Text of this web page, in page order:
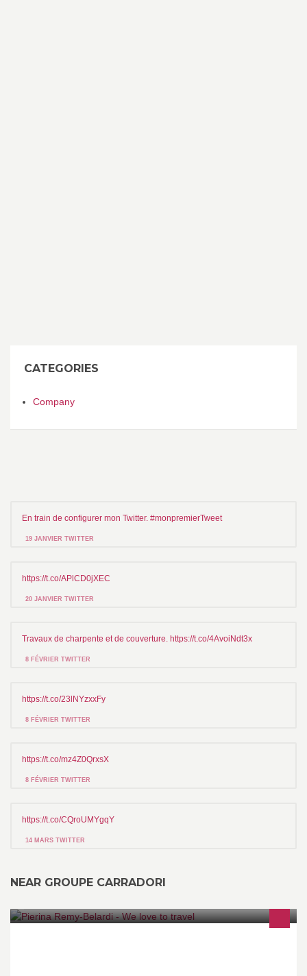
CATEGORIES
Company
En train de configurer mon Twitter. #monpremierTweet
19 JANVIER TWITTER
https://t.co/APlCD0jXEC
20 JANVIER TWITTER
Travaux de charpente et de couverture. https://t.co/4AvoiNdt3x
8 FÉVRIER TWITTER
https://t.co/23lNYzxxFy
8 FÉVRIER TWITTER
https://t.co/mz4Z0QrxsX
8 FÉVRIER TWITTER
https://t.co/CQroUMYgqY
14 MARS TWITTER
NEAR GROUPE CARRADORI